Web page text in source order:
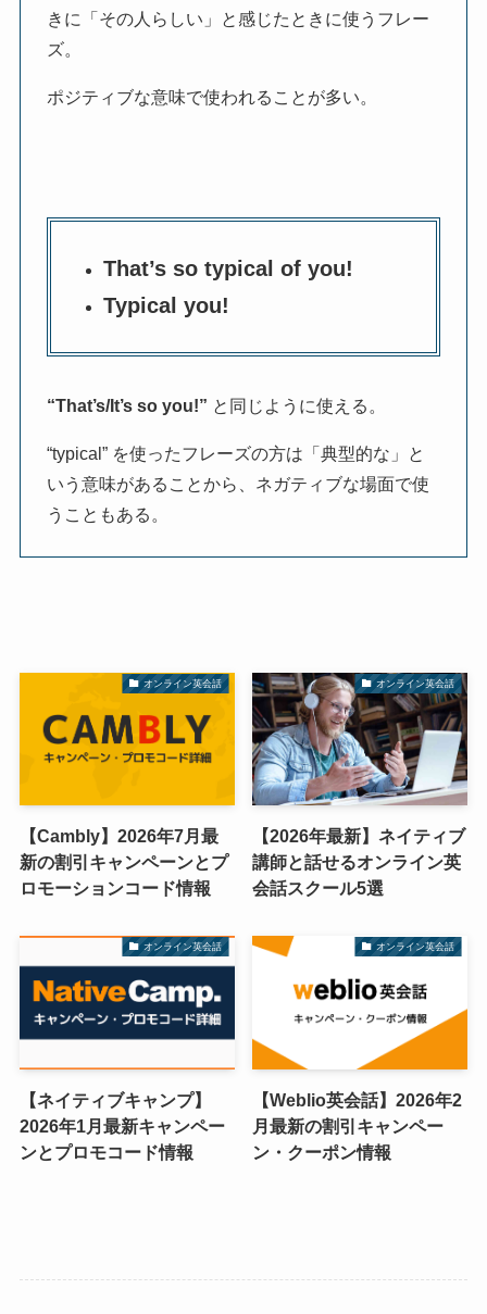
きに「その人らしい」と感じたときに使うフレー
ズ。
ポジティブな意味で使われることが多い。
That’s so typical of you!
Typical you!
“That’s/It’s so you!” と同じように使える。
“typical” を使ったフレーズの方は「典型的な」と
いう意味があることから、ネガティブな場面で使
うこともある。
オンライン英会話
【Cambly】2026年7月最
新の割引キャンペーンとプ
ロモーションコード情報
オンライン英会話
【2026年最新】ネイティブ
講師と話せるオンライン英
会話スクール5選
オンライン英会話
【ネイティブキャンプ】
2026年1月最新キャンペー
ンとプロモコード情報
オンライン英会話
【Weblio英会話】2026年2
月最新の割引キャンペー
ン・クーポン情報